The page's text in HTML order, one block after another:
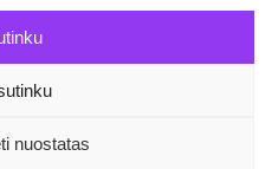
nuostatas